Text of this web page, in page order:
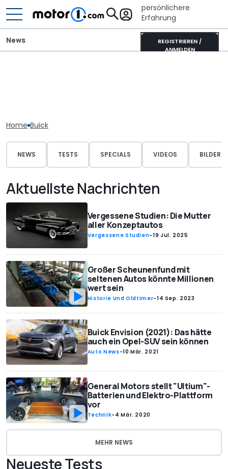
persönlichere
Erfahrung
REGISTRIEREN /
ANMELDEN
News
Home Buick
NEWS TESTS SPECIALS VIDEOS BILDER
Aktuellste Nachrichten
Vergessene Studien: Die Mutter
aller Konzeptautos
Vergessene Studien-19 Jul. 2025
Großer Scheunenfund mit
seltenen Autos könnte Millionen
wert sein
Historie Und Oldtimer-14 Sep. 2023
Buick Envision (2021): Das hätte
auch ein Opel-SUV sein können
Auto News-10 Mär. 2021
General Motors stellt "Ultium"-
Batterien und Elektro-Plattform
vor
Technik- 4 Mär. 2020
MEHR NEWS
Neueste Tests